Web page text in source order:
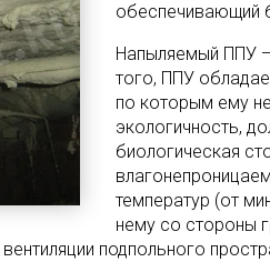
обеспечивающий
Напыляемый ППУ
того, ППУ
по которым ему
экологичность,
биологическая
температур (от
нему со стороны
подпольного